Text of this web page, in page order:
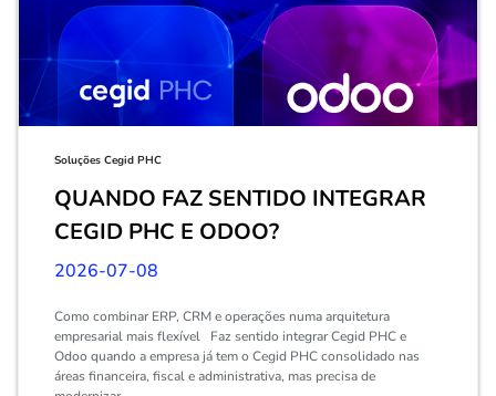
Soluções Cegid PHC
QUANDO FAZ SENTIDO INTEGRAR
CEGID PHC E ODOO?
2026-07-08
Como combinar ERP, CRM e operações numa arquitetura
empresarial mais flexível Faz sentido integrar Cegid PHC e
Odoo quando a empresa já tem o Cegid PHC consolidado nas
áreas financeira, fiscal e administrativa, mas precisa de